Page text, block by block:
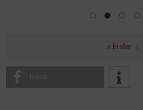
« Erster |
teilen